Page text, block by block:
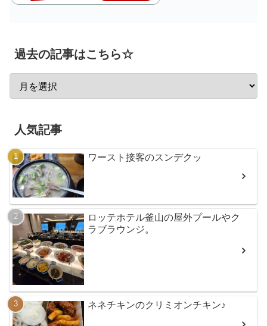
過去の記事はこちら☆
人気記事
ワースト接客のスンデクッ
ロッテホテル釜山の屋外プールやク
ラブラウンジ。
ネネチキンのクリミオンチキン♪